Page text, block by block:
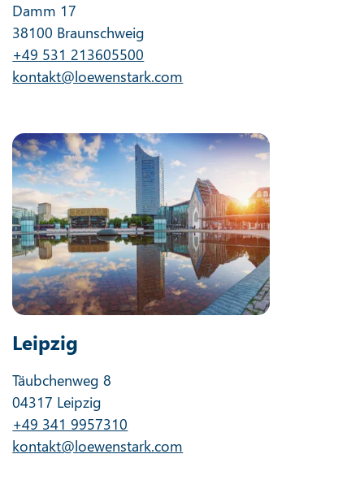
Damm 17
38100 Braunschweig
+49 531 213605500
kontakt@loewenstark.com
Leipzig
Täubchenweg 8
04317 Leipzig
+49 341 9957310
kontakt@loewenstark.com